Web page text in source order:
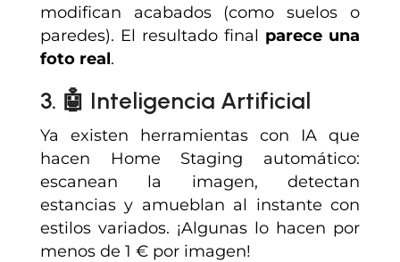
modifican acabados (como suelos o
paredes). El resultado final parece una
foto real.
3. 🤖 Inteligencia Artificial
Ya existen herramientas con IA que
hacen Home Staging automático:
escanean la imagen, detectan
estancias y amueblan al instante con
estilos variados. ¡Algunas lo hacen por
menos de 1 € por imagen!